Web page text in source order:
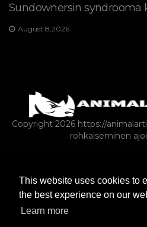
This website uses cookies to
the best experience on our
Learn more
Sundownersin syndrooma
August 8,2026
Copyright 2026 https://
rohkaiseminen
MAATILAN ELÄIMET
MAATILA-ANIMALS-